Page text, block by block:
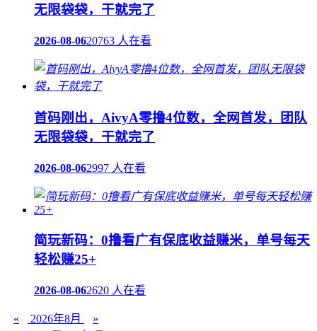
无限袋袋，干就完了
2026-08-0620763 人在看
首码刚出，AivyA零撸4位数，全网首发，团队
无限袋袋，干就完了
2026-08-062997 人在看
简玩新码：0撸看广有保底收益赚米，单号每天
轻松赚25+
2026-08-062620 人在看
« 2026年8月 »